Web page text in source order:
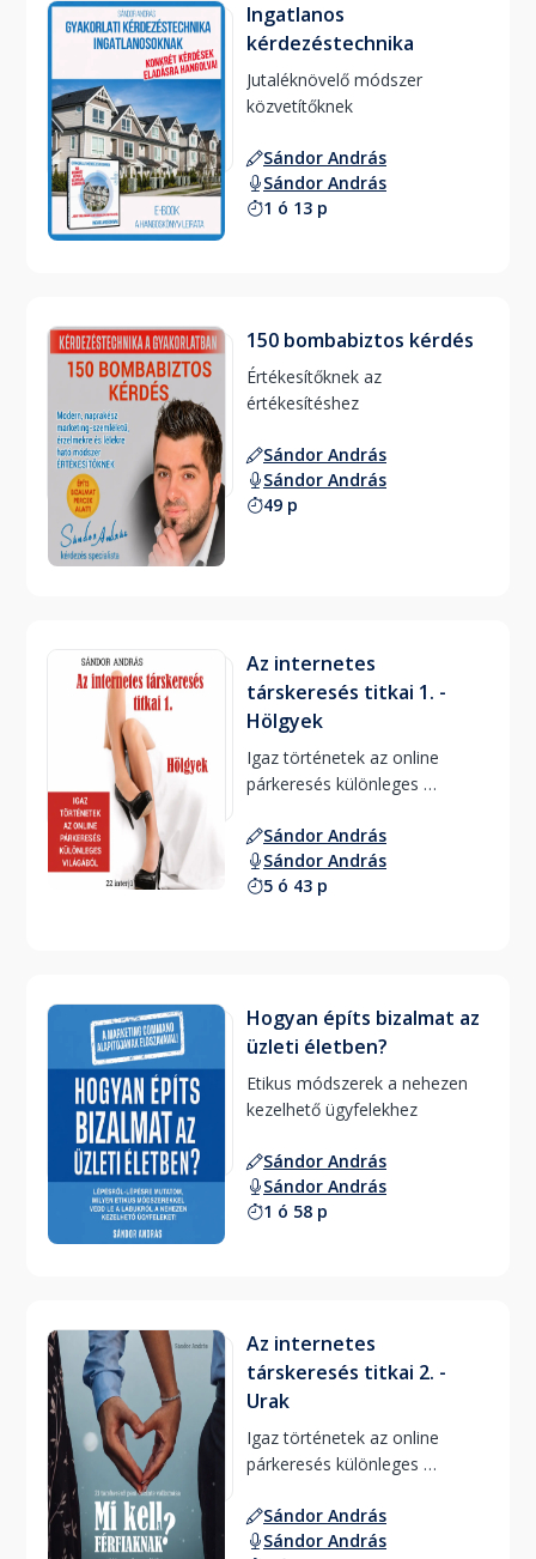
Ingatlanos
kérdezéstechnika
Jutaléknövelő módszer
Sándor András
Sándor András
1 ó 13 p
150 bombabiztos kérdés
Értékesítőknek az
Sándor András
Sándor András
49 p
Az internetes
társkeresés titkai 1. -
Hölgyek
Igaz történetek az online
párkeresés különleges
Sándor András
Sándor András
5 ó 43 p
Hogyan építs bizalmat az
üzleti életben?
Etikus módszerek a nehezen
Sándor András
Sándor András
1 ó 58 p
Az internetes
társkeresés titkai 2. -
Urak
Igaz történetek az online
párkeresés különleges
Sándor András
Sándor András